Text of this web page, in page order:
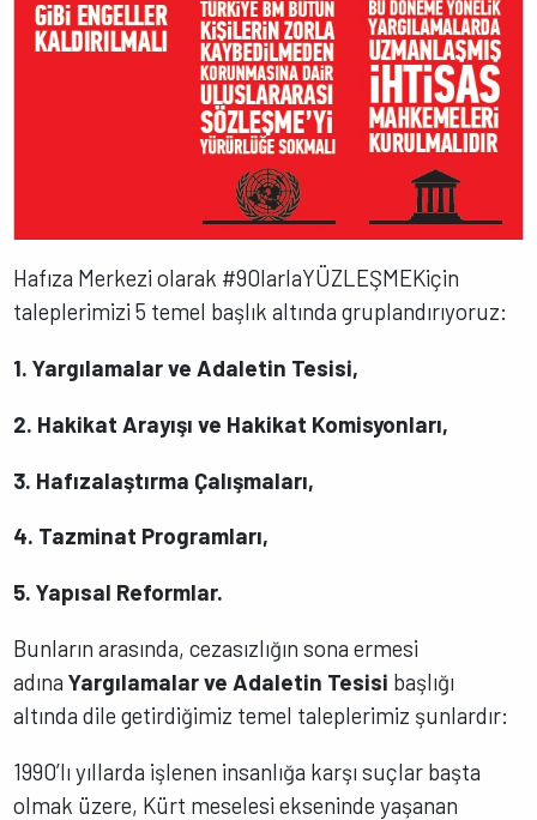
Hafıza Merkezi olarak #90larlaYÜZLEŞMEKiçin
taleplerimizi 5 temel başlık altında gruplandırıyoruz:
1. Yargılamalar ve Adaletin Tesisi,
2. Hakikat Arayışı ve Hakikat Komisyonları,
3. Hafızalaştırma Çalışmaları,
4. Tazminat Programları,
5.Yapısal Reformlar.
Bunların arasında, cezasızlığın sona ermesi
adınaYargılamalar ve Adaletin Tesisi başlığı
altında dile getirdiğimiz temel taleplerimiz şunlardır:
1990’lı yıllarda işlenen insanlığa karşı suçlar başta
olmak üzere, Kürt meselesi ekseninde yaşanan